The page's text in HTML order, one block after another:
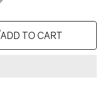
ADD TO CART